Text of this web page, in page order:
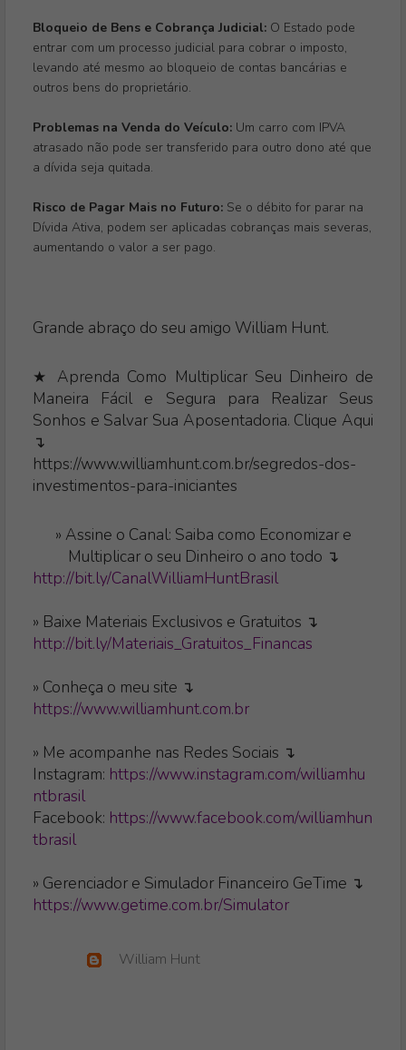
Bloqueio de Bens e Cobrança Judicial: O Estado pode
entrar com um processo judicial para cobrar o imposto,
levando até mesmo ao bloqueio de contas bancárias e
outros bens do proprietário.
Problemas na Venda do Veículo: Um carro com IPVA
atrasado não pode ser transferido para outro dono até que
a dívida seja quitada.
Risco de Pagar Mais no Futuro: Se o débito for parar na
Dívida Ativa, podem ser aplicadas cobranças mais severas,
aumentando o valor a ser pago.
Grande abraço do seu amigo William Hunt.
★ Aprenda Como Multiplicar Seu Dinheiro de
Maneira Fácil e Segura para Realizar Seus
Sonhos e Salvar Sua Aposentadoria. Clique Aqui
↴
https://www.williamhunt.com.br/segredos-dos-
investimentos-para-iniciantes
» Assine o Canal: Saiba como Economizar e
Multiplicar o seu Dinheiro o ano todo ↴
http://bit.ly/CanalWilliamHuntBrasil
» Baixe Materiais Exclusivos e Gratuitos ↴
http://bit.ly/Materiais_Gratuitos_Financas
» Conheça o meu site ↴
https://www.williamhunt.com.br
» Me acompanhe nas Redes Sociais ↴
Instagram: https://www.instagram.com/williamhu
ntbrasil
Facebook: https://www.facebook.com/williamhun
tbrasil
» Gerenciador e Simulador Financeiro GeTime ↴
https://www.getime.com.br/Simulator
William Hunt